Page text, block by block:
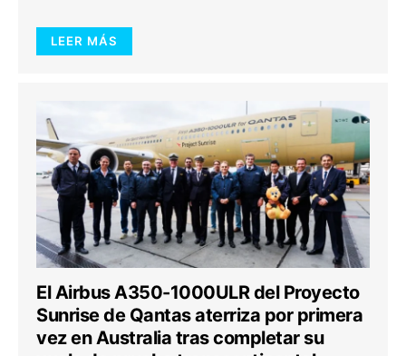
LEER MÁS
El Airbus A350-1000ULR del Proyecto
Sunrise de Qantas aterriza por primera
vez en Australia tras completar su